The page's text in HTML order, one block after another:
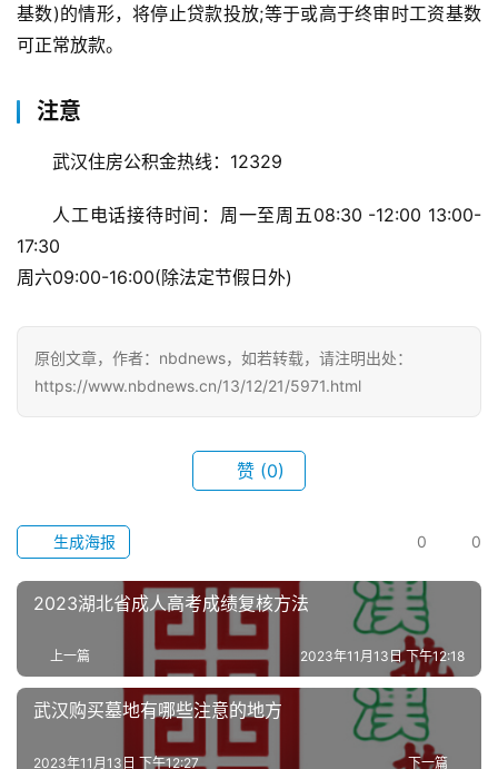
武
汉
办
事
滚
动
生
百
基数)的情形，将停止贷款投放;等于或高于终审时工资基数
可正常放款。
注意
武汉住房公积金热线：12329
人工电话接待时间：周一至周五08:30 -12:00 13:00-
17:30
周六09:00-16:00(除法定节假日外)
原创文章，作者：nbdnews，如若转载，请注明出处：
https://www.nbdnews.cn/13/12/21/5971.html
赞 (0)
0 0
生成海报
2023湖北省成人高考成绩复核方法
上一篇 2023年11月13日 下午12:18
武汉购买墓地有哪些注意的地方
下一篇
2023年11月13日 下午12:27